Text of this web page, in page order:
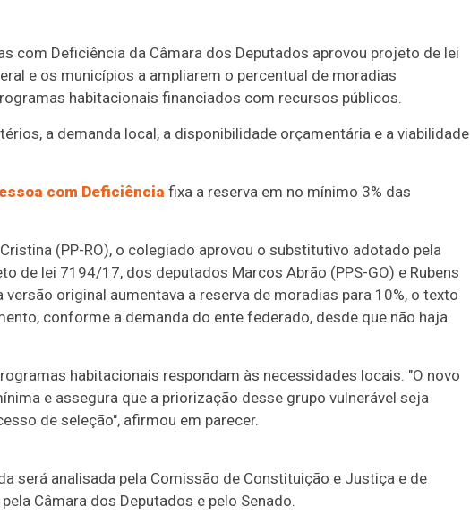
com Deficiência da Câmara dos Deputados aprovou projeto de lei
e os municípios a ampliarem o percentual de moradias
habitacionais financiados com recursos públicos.
a demanda local, a disponibilidade orçamentária e a viabilidade
com Deficiência fixa a reserva em no mínimo 3% das
(PP-RO), o colegiado aprovou o substitutivo adotado pela
de lei 7194/17, dos deputados Marcos Abrão (PPS-GO) e Rubens
versão original aumentava a reserva de moradias para 10%, o texto
conforme a demanda do ente federado, desde que não haja
habitacionais respondam às necessidades locais. "O novo
e assegura que a priorização desse grupo vulnerável seja
de seleção", afirmou em parecer.
será analisada pela Comissão de Constituição e Justiça e de
Câmara dos Deputados e pelo Senado.